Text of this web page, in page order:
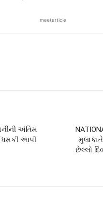
meetarticle
અંતિમ
ધમકી આપી.
છેલ્લો